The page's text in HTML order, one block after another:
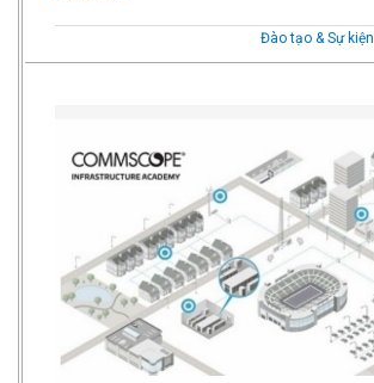
Đào tạo & Sự kiện